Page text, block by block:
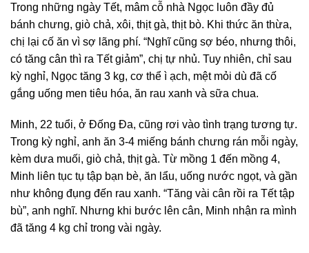
Trong những ngày Tết, mâm cỗ nhà Ngọc luôn đầy đủ
bánh chưng, giò chả, xôi, thịt gà, thịt bò. Khi thức ăn thừa,
chị lại cố ăn vì sợ lãng phí. “Nghĩ cũng sợ béo, nhưng thôi,
có tăng cân thì ra Tết giảm”, chị tự nhủ. Tuy nhiên, chỉ sau
kỳ nghỉ, Ngọc tăng 3 kg, cơ thể ì ạch, mệt mỏi dù đã cố
gắng uống men tiêu hóa, ăn rau xanh và sữa chua.
Minh, 22 tuổi, ở Đống Đa, cũng rơi vào tình trạng tương tự.
Trong kỳ nghỉ, anh ăn 3-4 miếng bánh chưng rán mỗi ngày,
kèm dưa muối, giò chả, thịt gà. Từ mồng 1 đến mồng 4,
Minh liên tục tụ tập bạn bè, ăn lẩu, uống nước ngọt, và gần
như không đụng đến rau xanh. “Tăng vài cân rồi ra Tết tập
bù”, anh nghĩ. Nhưng khi bước lên cân, Minh nhận ra mình
đã tăng 4 kg chỉ trong vài ngày.